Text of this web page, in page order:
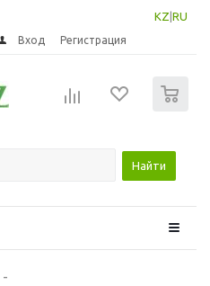
KZ RU
Вход Регистрация
Найти
-